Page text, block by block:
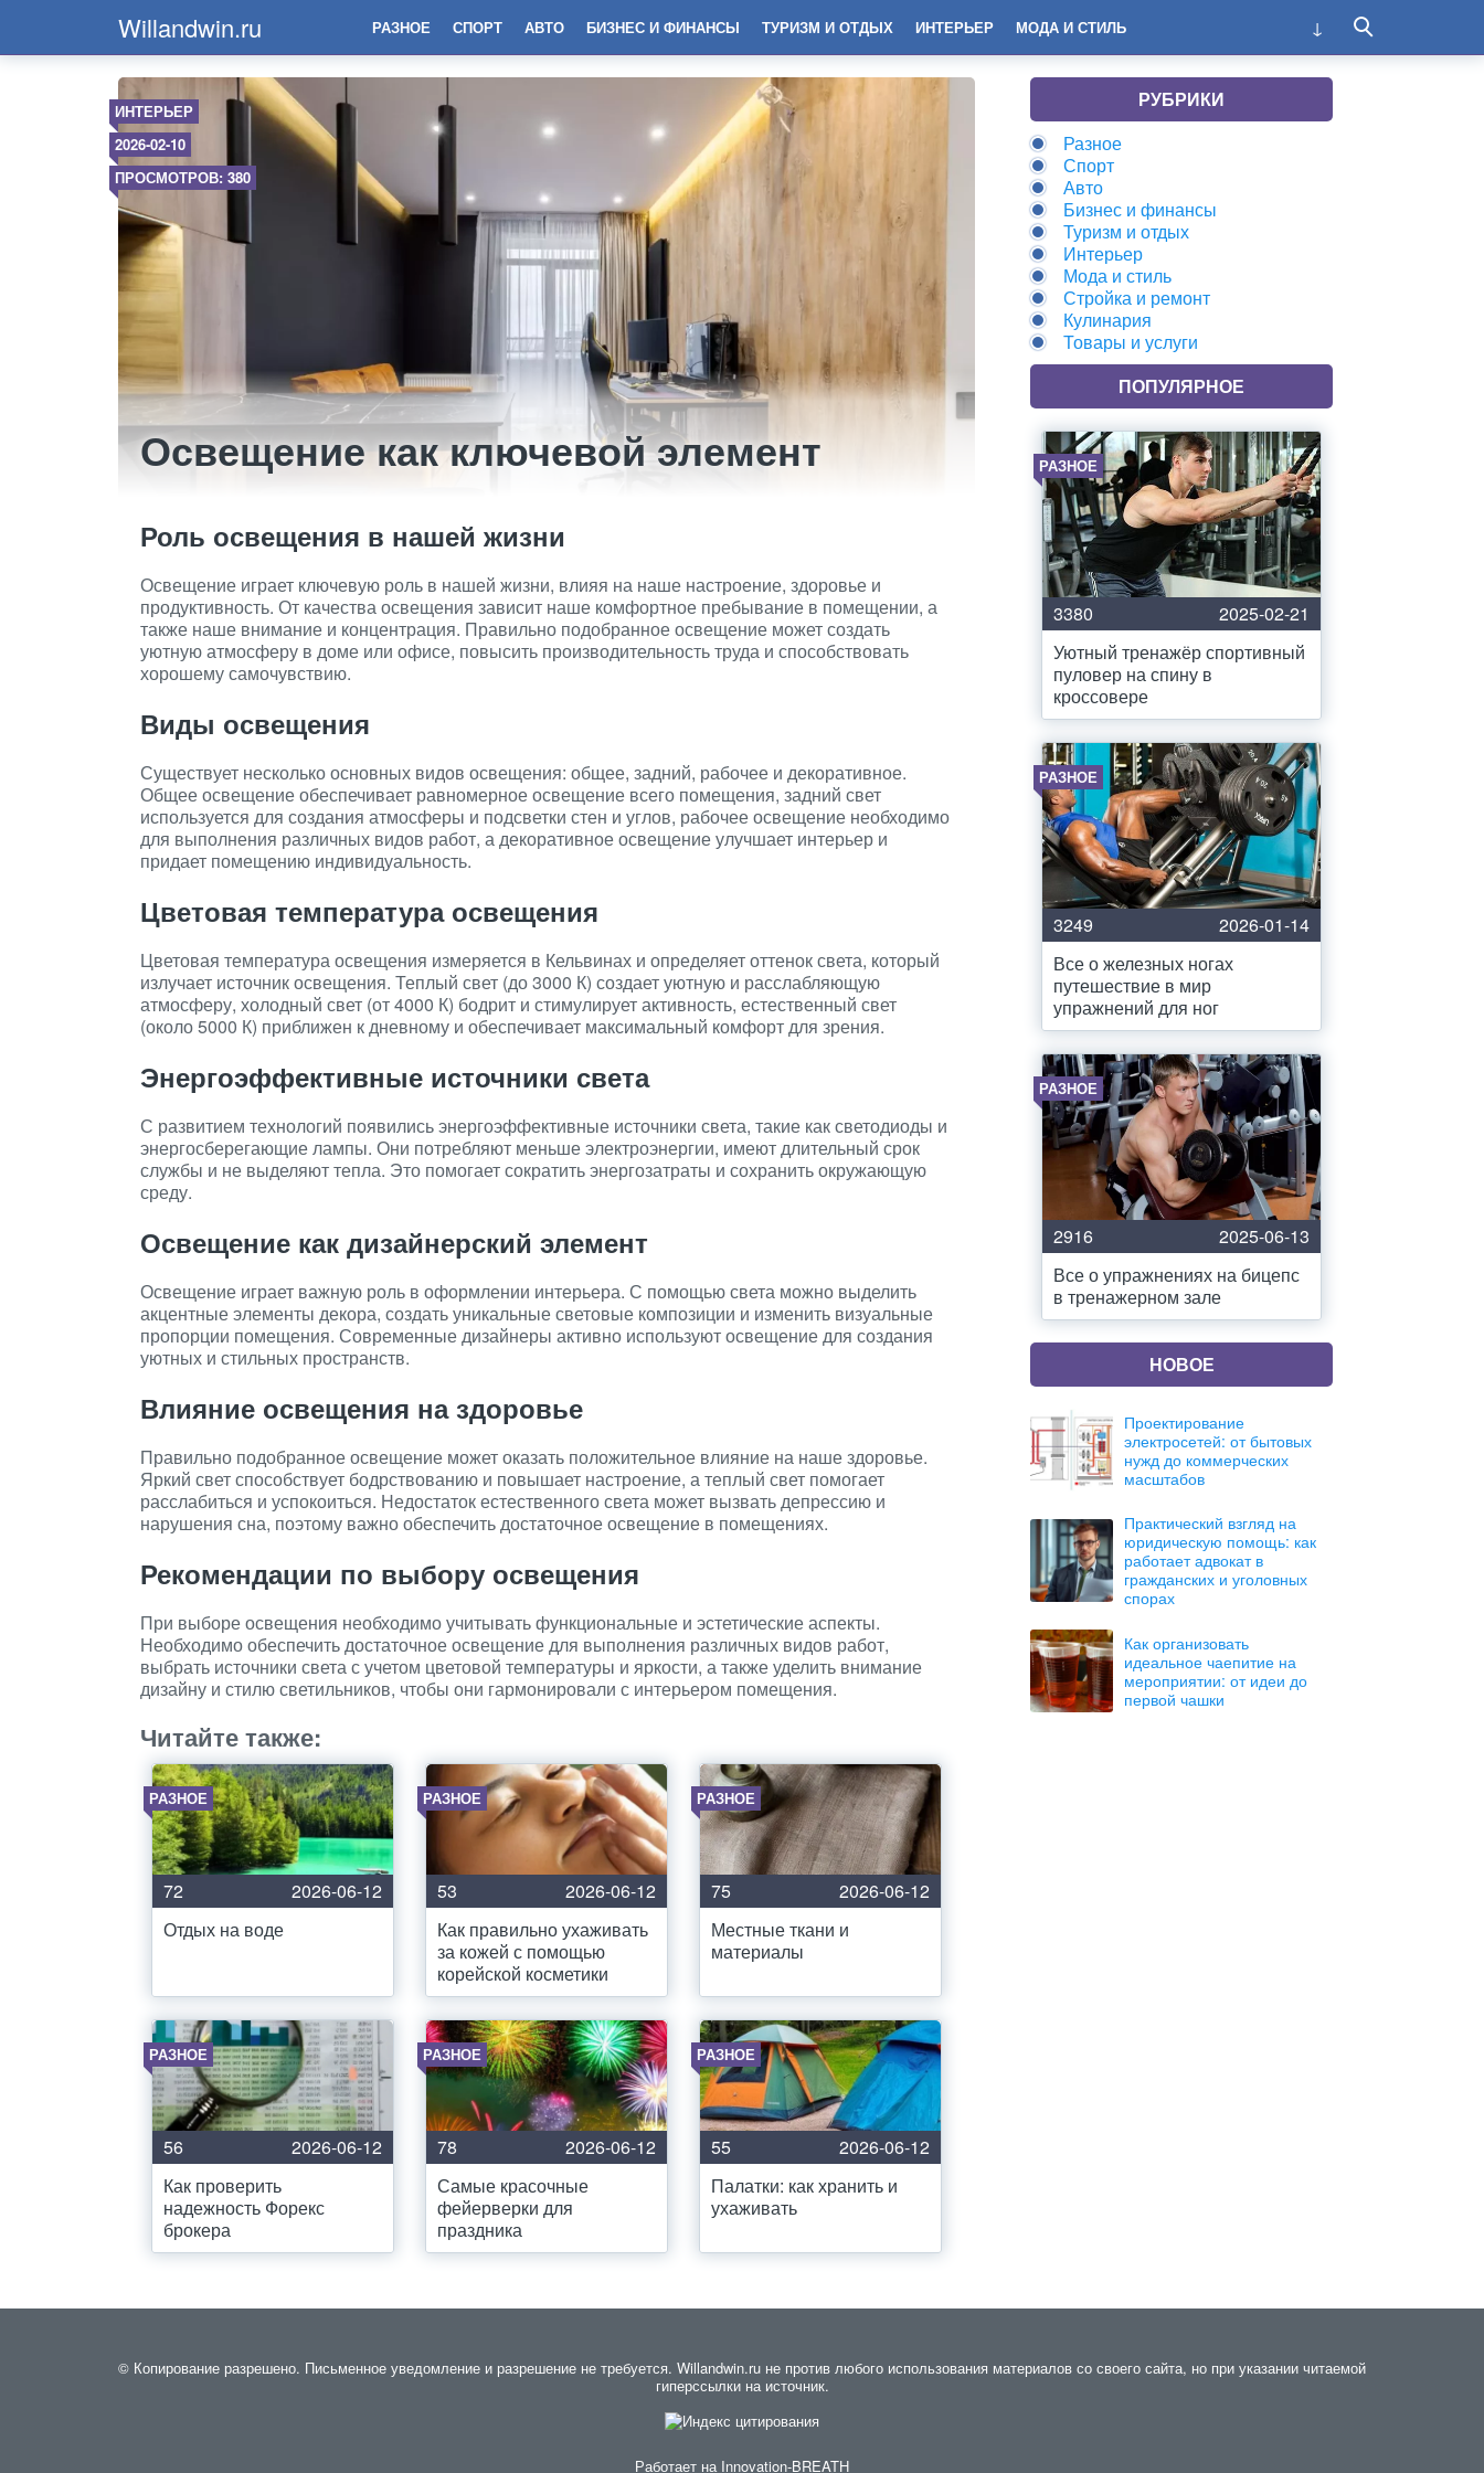
Willandwin.ru РАЗНОЕ СПОРТ АВТО БИЗНЕС И ФИНАНСЫ ТУРИЗМ И ОТДЫХ ИНТЕРЬЕР МОДА И СТИЛЬ
ИНТЕРЬЕР
2026-02-10
ПРОСМОТРОВ: 380
Освещение как ключевой элемент
Роль освещения в нашей жизни
Освещение играет ключевую роль в нашей жизни, влияя на наше настроение, здоровье и
продуктивность. От качества освещения зависит наше комфортное пребывание в помещении, а
также наше внимание и концентрация. Правильно подобранное освещение может создать
уютную атмосферу в доме или офисе, повысить производительность труда и способствовать
хорошему самочувствию.
Виды освещения
Существует несколько основных видов освещения: общее, задний, рабочее и декоративное.
Общее освещение обеспечивает равномерное освещение всего помещения, задний свет
используется для создания атмосферы и подсветки стен и углов, рабочее освещение необходимо
для выполнения различных видов работ, а декоративное освещение улучшает интерьер и
придает помещению индивидуальность.
Цветовая температура освещения
Цветовая температура освещения измеряется в Кельвинах и определяет оттенок света, который
излучает источник освещения. Теплый свет (до 3000 К) создает уютную и расслабляющую
атмосферу, холодный свет (от 4000 К) бодрит и стимулирует активность, естественный свет
(около 5000 К) приближен к дневному и обеспечивает максимальный комфорт для зрения.
Энергоэффективные источники света
С развитием технологий появились энергоэффективные источники света, такие как светодиоды и
энергосберегающие лампы. Они потребляют меньше электроэнергии, имеют длительный срок
службы и не выделяют тепла. Это помогает сократить энергозатраты и сохранить окружающую
среду.
Освещение как дизайнерский элемент
Освещение играет важную роль в оформлении интерьера. С помощью света можно выделить
акцентные элементы декора, создать уникальные световые композиции и изменить визуальные
пропорции помещения. Современные дизайнеры активно используют освещение для создания
уютных и стильных пространств.
Влияние освещения на здоровье
Правильно подобранное освещение может оказать положительное влияние на наше здоровье.
Яркий свет способствует бодрствованию и повышает настроение, а теплый свет помогает
расслабиться и успокоиться. Недостаток естественного света может вызвать депрессию и
нарушения сна, поэтому важно обеспечить достаточное освещение в помещениях.
Рекомендации по выбору освещения
При выборе освещения необходимо учитывать функциональные и эстетические аспекты.
Необходимо обеспечить достаточное освещение для выполнения различных видов работ,
выбрать источники света с учетом цветовой температуры и яркости, а также уделить внимание
дизайну и стилю светильников, чтобы они гармонировали с интерьером помещения.
Читайте также:
РАЗНОЕ
72
2026-06-12
Отдых на воде
РАЗНОЕ
53
2026-06-12
Как правильно ухаживать
за кожей с помощью
корейской косметики
РАЗНОЕ
75
2026-06-12
Местные ткани и
материалы
РАЗНОЕ
56
2026-06-12
Как проверить
надежность Форекс
брокера
РАЗНОЕ
78
2026-06-12
Самые красочные
фейерверки для
праздника
РАЗНОЕ
55
2026-06-12
Палатки: как хранить и
ухаживать
РУБРИКИ
Разное
Спорт
Авто
Бизнес и финансы
Туризм и отдых
Интерьер
Мода и стиль
Стройка и ремонт
Кулинария
Товары и услуги
ПОПУЛЯРНОЕ
РАЗНОЕ
3380
2025-02-21
Уютный тренажёр спортивный
пуловер на спину в
кроссовере
РАЗНОЕ
3249
2026-01-14
Все о железных ногах
путешествие в мир
упражнений для ног
РАЗНОЕ
2916
2025-06-13
Все о упражнениях на бицепс
в тренажерном зале
НОВОЕ
Проектирование
электросетей: от бытовых
нужд до коммерческих
масштабов
Практический взгляд на
юридическую помощь: как
работает адвокат в
гражданских и уголовных
спорах
Как организовать
идеальное чаепитие на
мероприятии: от идеи до
первой чашки
© Копирование разрешено. Письменное уведомление и разрешение не требуется. Willandwin.ru не против любого использования материалов со своего сайта, но при указании читаемой
гиперссылки на источник.
Работает на Innovation-BREATH